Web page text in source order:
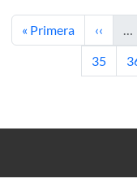
First page
« Primera ‹‹ …
Page
35